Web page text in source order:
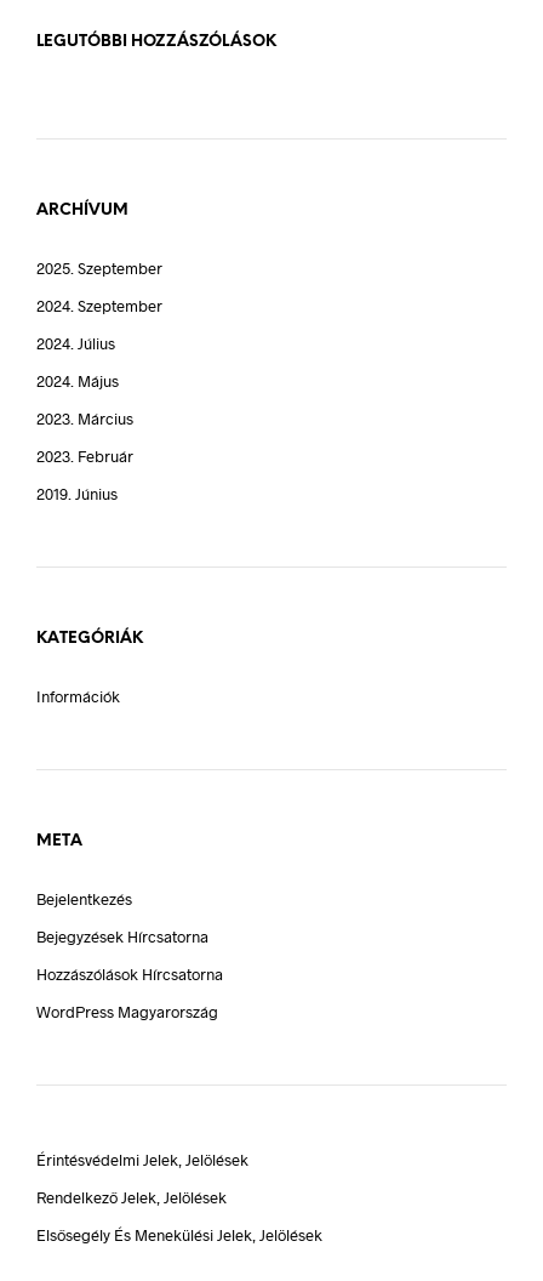
LEGUTÓBBI HOZZÁSZÓLÁSOK
ARCHÍVUM
2025. Szeptember
2024. Szeptember
2024. Július
2024. Május
2023. Március
2023. Február
2019. Június
KATEGÓRIÁK
Információk
META
Bejelentkezés
Bejegyzések Hírcsatorna
Hozzászólások Hírcsatorna
WordPress Magyarország
Érintésvédelmi Jelek, Jelölések
Rendelkező Jelek, Jelölések
Elsősegély És Menekülési Jelek, Jelölések